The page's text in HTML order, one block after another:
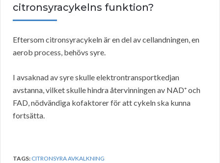
citronsyracykelns funktion?
Eftersom citronsyracykeln är en del av cellandningen, en
aerob process, behövs syre.
I avsaknad av syre skulle elektrontransportkedjan
avstanna, vilket skulle hindra återvinningen av NAD⁺ och
FAD, nödvändiga kofaktorer för att cykeln ska kunna
fortsätta.
TAGS: CITRONSYRA AVKALKNING